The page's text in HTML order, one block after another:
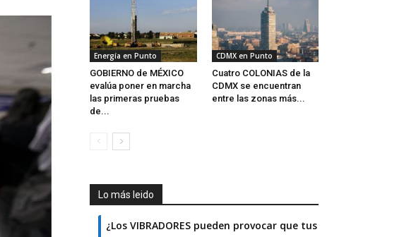
Energía en Punto
GOBIERNO de MÉXICO
evalúa poner en marcha
las primeras pruebas
de...
CDMX en Punto
Cuatro COLONIAS de la
CDMX se encuentran
entre las zonas más...
Lo más leido
¿Los VIBRADORES pueden provocar que tus